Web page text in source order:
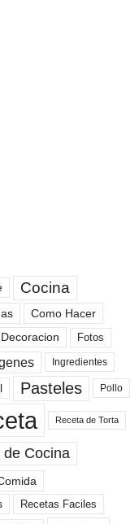
Cocina
Como Hacer
Decoracion Fotos
Ingredientes
Pasteles Pollo
Receta de Torta
de Cocina
Recetas Faciles